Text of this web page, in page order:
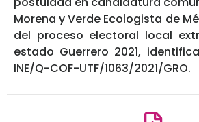
Morena y Verde Ecologista de
del proceso electoral local
estado Guerrero 2021,
INE/Q-COF-UTF/1063/2021/GRO.